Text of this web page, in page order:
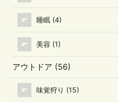
睡眠 (4)
美容 (1)
アウトドア (56)
味覚狩り (15)